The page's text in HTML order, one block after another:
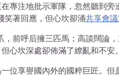
專注地批示軍隊，忽然聽到
笑著回應，但心坎卻涌共享會
前呼后擁三匹馬；高談闊論
心坎深處卻佈滿了繚亂和不安。
位享譽國內外的國粹巨匠。